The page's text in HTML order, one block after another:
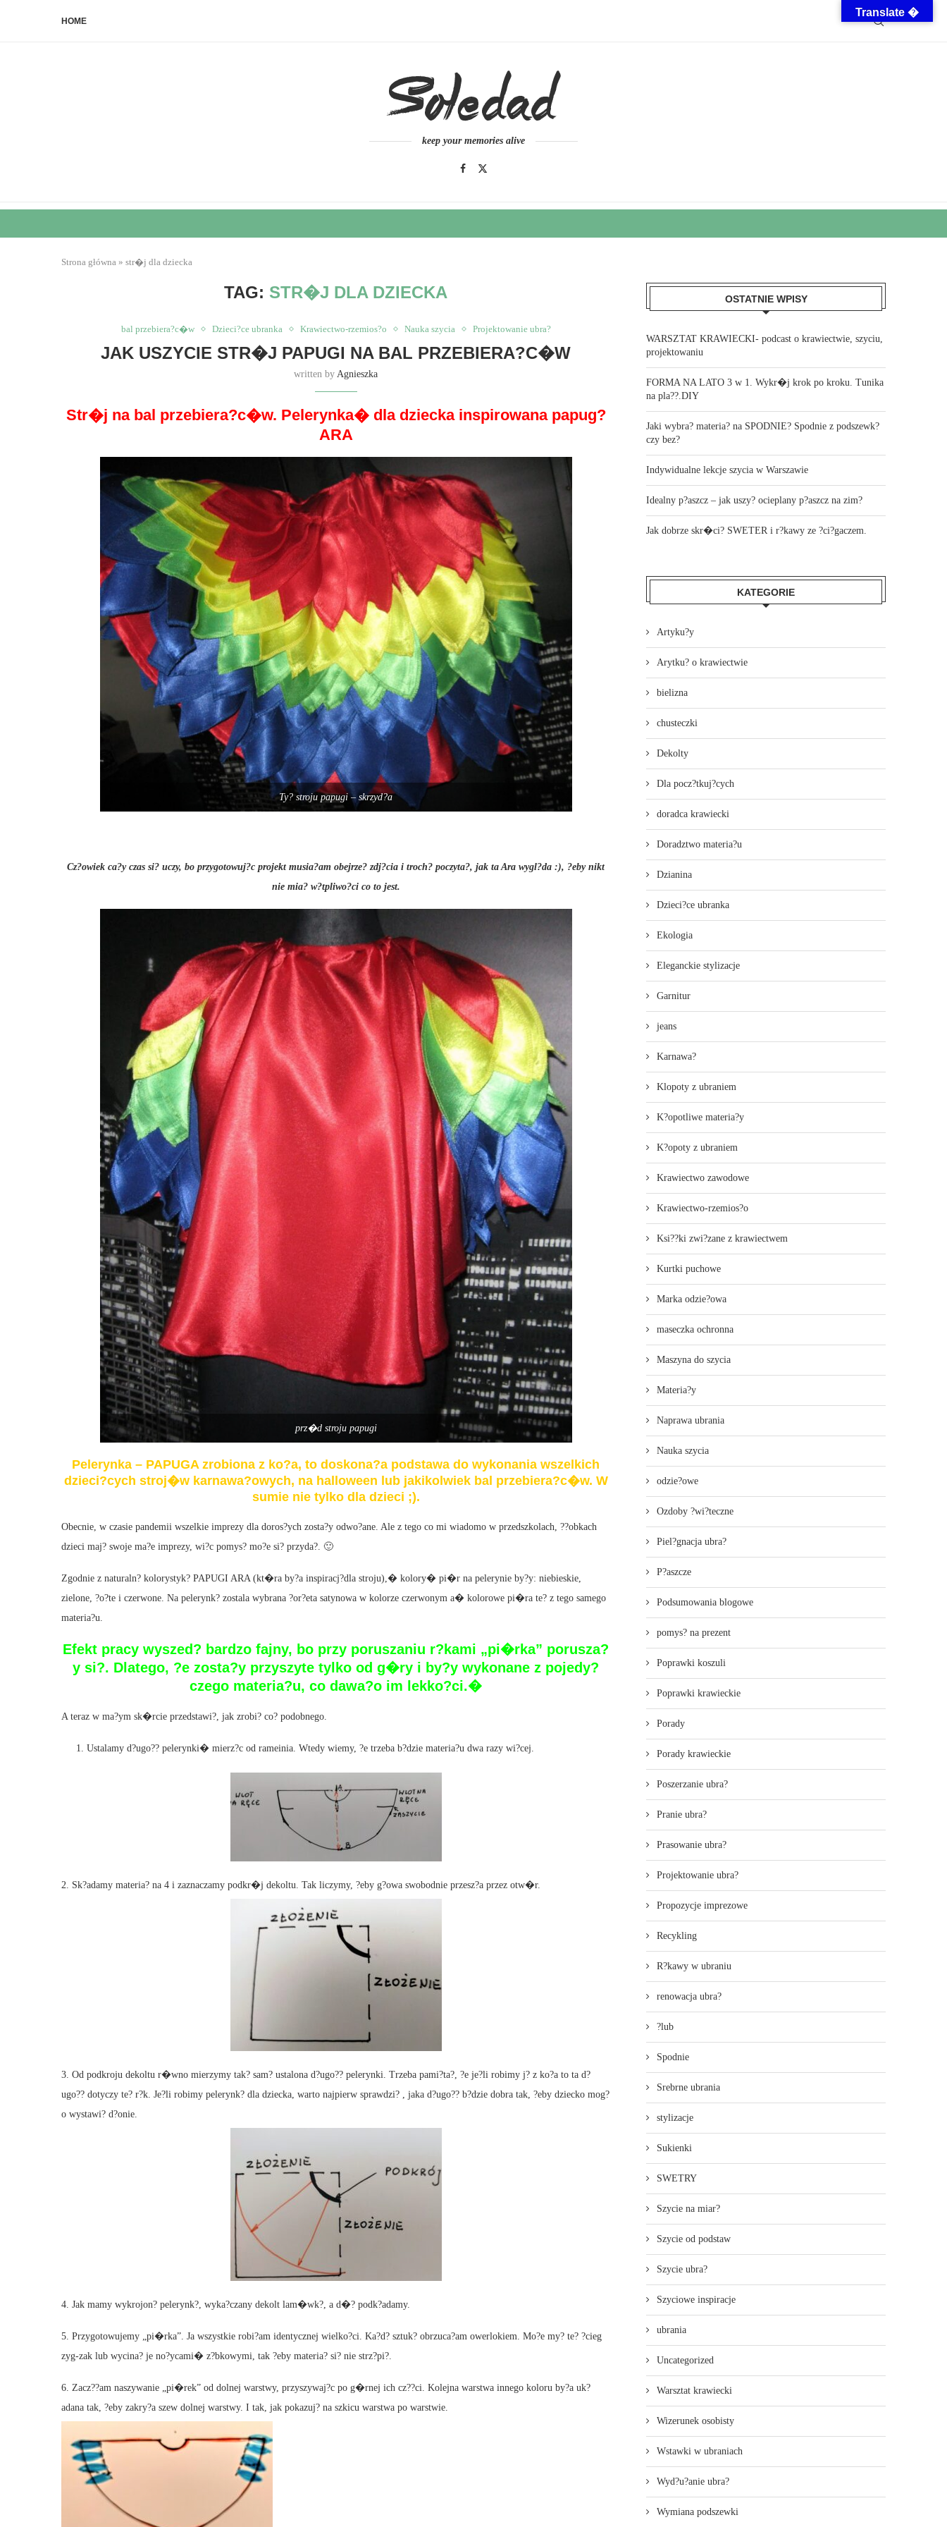
HOME
keep your memories alive
Strona główna » str�j dla dziecka
TAG: STR�J DLA DZIECKA
bal przebiera?c�w Dzieci?ce ubranka Krawiectwo-rzemios?o Nauka szycia Projektowanie ubra?
JAK USZYCIE STR�J PAPUGI NA BAL PRZEBIERA?C�W
written byAgnieszka
Str�j na bal przebiera?c�w. Pelerynka� dla dziecka inspirowana papug?
ARA
Ty? stroju papugi – skrzyd?a
Cz?owiek ca?y czas si? uczy, bo przygotowuj?c projekt musia?am obejrze? zdj?cia i troch? poczyta?, jak ta Ara wygl?da :), ?eby nikt
nie mia? w?tpliwo?ci co to jest.
prz�d stroju papugi
Pelerynka – PAPUGA zrobiona z ko?a, to doskona?a podstawa do wykonania wszelkich
dzieci?cych stroj�w karnawa?owych, na halloween lub jakikolwiek bal przebiera?c�w. W
sumie nie tylko dla dzieci ;).
Obecnie, w czasie pandemii wszelkie imprezy dla doros?ych zosta?y odwo?ane. Ale z tego co mi wiadomo w przedszkolach, ??obkach
dzieci maj? swoje ma?e imprezy, wi?c pomys? mo?e si? przyda?. 🙂
Zgodnie z naturaln? kolorystyk? PAPUGI ARA (kt�ra by?a inspiracj?dla stroju),� kolory� pi�r na pelerynie by?y: niebieskie,
zielone, ?o?te i czerwone. Na pelerynk? zostala wybrana ?or?eta satynowa w kolorze czerwonym a� kolorowe pi�ra te? z tego samego
materia?u.
Efekt pracy wyszed? bardzo fajny, bo przy poruszaniu r?kami „pi�rka” porusza?
y si?. Dlatego, ?e zosta?y przyszyte tylko od g�ry i by?y wykonane z pojedy?
czego materia?u, co dawa?o im lekko?ci.�
A teraz w ma?ym sk�rcie przedstawi?, jak zrobi? co? podobnego.
Ustalamy d?ugo?? pelerynki� mierz?c od rameinia. Wtedy wiemy, ?e trzeba b?dzie materia?u dwa razy wi?cej.
2. Sk?adamy materia? na 4 i zaznaczamy podkr�j dekoltu. Tak liczymy, ?eby g?owa swobodnie przesz?a przez otw�r.
3. Od podkroju dekoltu r�wno mierzymy tak? sam? ustalona d?ugo?? pelerynki. Trzeba pami?ta?, ?e je?li robimy j? z ko?a to ta d?
ugo?? dotyczy te? r?k. Je?li robimy pelerynk? dla dziecka, warto najpierw sprawdzi? , jaka d?ugo?? b?dzie dobra tak, ?eby dziecko mog?
o wystawi? d?onie.
4. Jak mamy wykrojon? pelerynk?, wyka?czany dekolt lam�wk?, a d�? podk?adamy.
5. Przygotowujemy „pi�rka”. Ja wszystkie robi?am identycznej wielko?ci. Ka?d? sztuk? obrzuca?am owerlokiem. Mo?e my? te? ?cieg
zyg-zak lub wycina? je no?ycami� z?bkowymi, tak ?eby materia? si? nie strz?pi?.
6. Zacz??am naszywanie „pi�rek” od dolnej warstwy, przyszywaj?c po g�rnej ich cz??ci. Kolejna warstwa innego koloru by?a uk?
adana tak, ?eby zakry?a szew dolnej warstwy. I tak, jak pokazuj? na szkicu warstwa po warstwie.
OSTATNIE WPISY
WARSZTAT KRAWIECKI- podcast o krawiectwie, szyciu,
projektowaniu
FORMA NA LATO 3 w 1. Wykr�j krok po kroku. Tunika
na pla??.DIY
Jaki wybra? materia? na SPODNIE? Spodnie z podszewk?
czy bez?
Indywidualne lekcje szycia w Warszawie
Idealny p?aszcz – jak uszy? ocieplany p?aszcz na zim?
Jak dobrze skr�ci? SWETER i r?kawy ze ?ci?gaczem.
KATEGORIE
Artyku?y
Arytku? o krawiectwie
bielizna
chusteczki
Dekolty
Dla pocz?tkuj?cych
doradca krawiecki
Doradztwo materia?u
Dzianina
Dzieci?ce ubranka
Ekologia
Eleganckie stylizacje
Garnitur
jeans
Karnawa?
Klopoty z ubraniem
K?opotliwe materia?y
K?opoty z ubraniem
Krawiectwo zawodowe
Krawiectwo-rzemios?o
Ksi??ki zwi?zane z krawiectwem
Kurtki puchowe
Marka odzie?owa
maseczka ochronna
Maszyna do szycia
Materia?y
Naprawa ubrania
Nauka szycia
odzie?owe
Ozdoby ?wi?teczne
Piel?gnacja ubra?
P?aszcze
Podsumowania blogowe
pomys? na prezent
Poprawki koszuli
Poprawki krawieckie
Porady
Porady krawieckie
Poszerzanie ubra?
Pranie ubra?
Prasowanie ubra?
Projektowanie ubra?
Propozycje imprezowe
Recykling
R?kawy w ubraniu
renowacja ubra?
?lub
Spodnie
Srebrne ubrania
stylizacje
Sukienki
SWETRY
Szycie na miar?
Szycie od podstaw
Szycie ubra?
Szyciowe inspiracje
ubrania
Uncategorized
Warsztat krawiecki
Wizerunek osobisty
Wstawki w ubraniach
Wyd?u?anie ubra?
Wymiana podszewki
Translate �